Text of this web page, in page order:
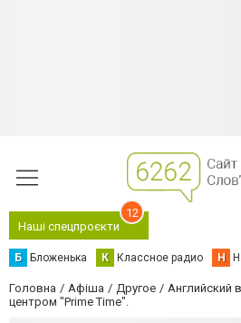
Наші спецпроєкти
12
Б Бложенька К Классное радио Н
Головна Афіша Другое
Английский
центром "Prime Time".